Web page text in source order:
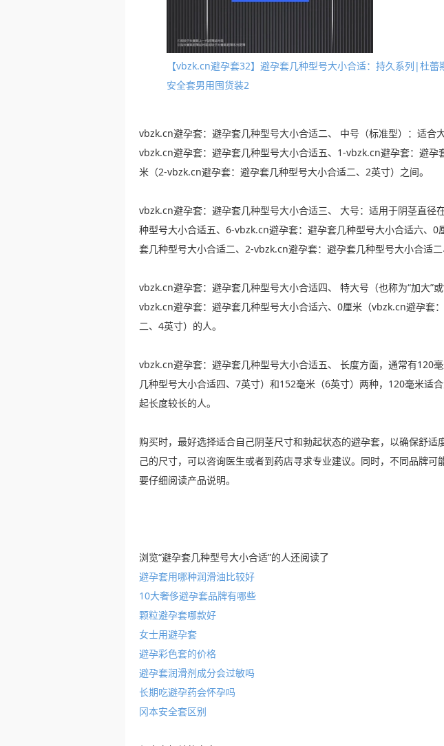
【vbzk.cn避孕套32】避孕套几种型号大小合适：持久系列|杜蕾
安全套男用囤货装2
vbzk.cn避孕套：避孕套几种型号大小合适二、 中号（标准型）：适合
vbzk.cn避孕套：避孕套几种型号大小合适五、1-vbzk.cn避孕套：避孕
米（2-vbzk.cn避孕套：避孕套几种型号大小合适二、2英寸）之间。
vbzk.cn避孕套：避孕套几种型号大小合适三、 大号：适用于阴茎直径
种型号大小合适五、6-vbzk.cn避孕套：避孕套几种型号大小合适六、
套几种型号大小合适二、2-vbzk.cn避孕套：避孕套几种型号大小合适二
vbzk.cn避孕套：避孕套几种型号大小合适四、 特大号（也称为“加大”或
vbzk.cn避孕套：避孕套几种型号大小合适六、0厘米（vbzk.cn避孕套
二、4英寸）的人。
vbzk.cn避孕套：避孕套几种型号大小合适五、 长度方面，通常有120
几种型号大小合适四、7英寸）和152毫米（6英寸）两种，120毫米适
起长度较长的人。
购买时，最好选择适合自己阴茎尺寸和勃起状态的避孕套，以确保舒适
己的尺寸，可以咨询医生或者到药店寻求专业建议。同时，不同品牌可
要仔细阅读产品说明。
浏览“避孕套几种型号大小合适”的人还阅读了
避孕套用哪种润滑油比较好
10大奢侈避孕套品牌有哪些
颗粒避孕套哪款好
女士用避孕套
避孕彩色套的价格
避孕套润滑剂成分会过敏吗
长期吃避孕药会怀孕吗
冈本安全套区别